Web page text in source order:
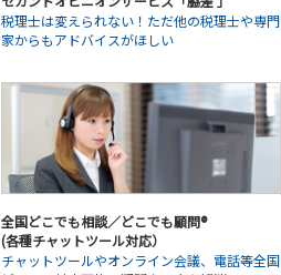
税理士は変えられない！ただ他の税理士や専門
家からもアドバイスがほしい
全国どこでも相談／どこでも顧問®
(各種チャットツール対応）
チャットツールやオンライン会議、電話等全国